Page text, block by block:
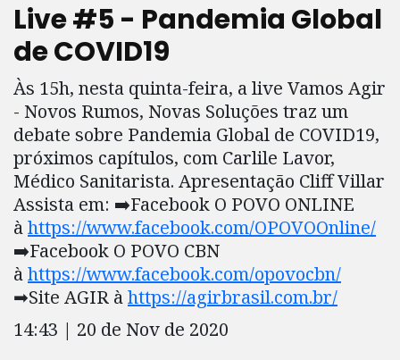
Live #5 - Pandemia Global
de COVID19
Às 15h, nesta quinta-feira, a live Vamos Agir
- Novos Rumos, Novas Soluções traz um
debate sobre Pandemia Global de COVID19,
próximos capítulos, com Carlile Lavor,
Médico Sanitarista. Apresentação Cliff Villar
Assista em: ➡️Facebook O POVO ONLINE
àhttps://www.facebook.com/OPOVOOnline/
➡️Facebook O POVO CBN
àhttps://www.facebook.com/opovocbn/
➡Site AGIR àhttps://agirbrasil.com.br/
14:43 | 20 de Nov de 2020